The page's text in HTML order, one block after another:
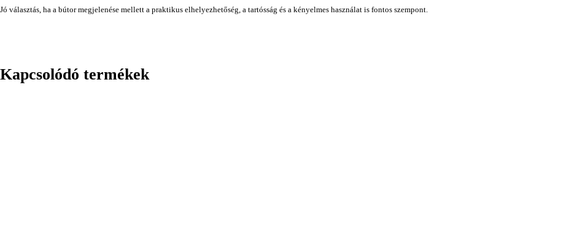
Jó választás, ha a bútor megjelenése mellett a praktikus elhelyezhetőség, a tartósság és a kényelmes használat is fontos szempont.
Kapcsolódó termékek